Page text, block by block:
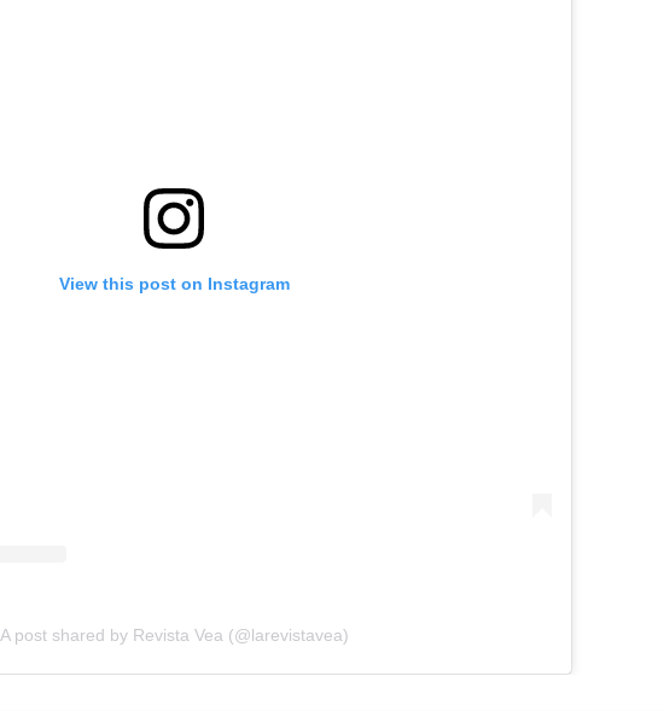
View this post on Instagram
A post shared by Revista Vea (@larevistavea)